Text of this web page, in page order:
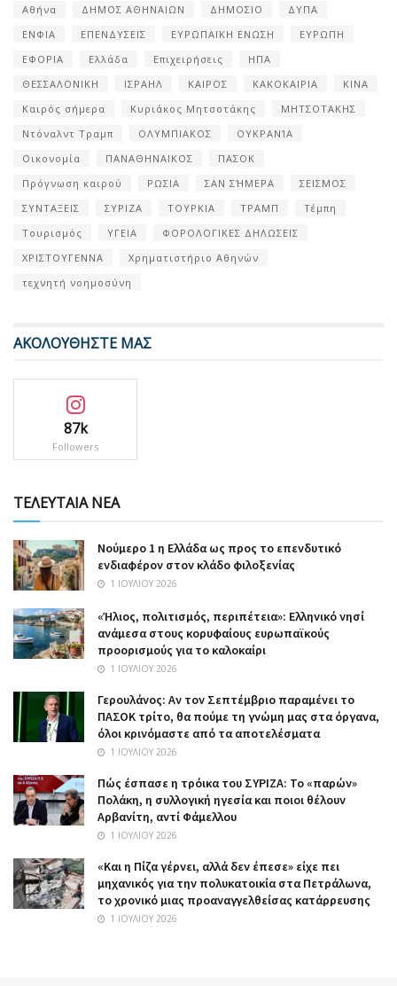
Αθήνα
ΔΗΜΟΣ ΑΘΗΝΑΙΩΝ ΔΗΜΟΣΙΟ
ΔΥΠΑ
ΕΝΦΙΑ
ΕΠΕΝΔΥΣΕΙΣ ΕΥΡΩΠΑΪΚΗ ΕΝΩΣΗ
ΕΥΡΩΠΗ
ΕΦΟΡΙΑ
Ελλάδα Επιχειρήσεις
ΗΠΑ
ΘΕΣΣΑΛΟΝΙΚΗ
ΙΣΡΑΗΛ ΚΑΙΡΟΣ ΚΑΚΟΚΑΙΡΙΑ
ΚΙΝΑ
Καιρός σήμερα
Κυριάκος Μητσοτάκης
ΜΗΤΣΟΤΑΚΗΣ
Ντόναλντ Τραμπ
ΟΛΥΜΠΙΑΚΟΣ
ΟΥΚΡΑΝΊΑ
Οικονομία
ΠΑΝΑΘΗΝΑΙΚΟΣ
ΠΑΣΟΚ
Πρόγνωση καιρού
ΡΩΣΙΑ ΣΑΝ ΣΉΜΕΡΑ
ΣΕΙΣΜΟΣ
ΣΥΝΤΑΞΕΙΣ
ΣΥΡΙΖΑ ΤΟΥΡΚΙΑ ΤΡΑΜΠ
Τέμπη
Τουρισμός
ΥΓΕΙΑ
ΦΟΡΟΛΟΓΙΚΕΣ ΔΗΛΩΣΕΙΣ
ΧΡΙΣΤΟΥΓΕΝΝΑ
Χρηματιστήριο Αθηνών
τεχνητή νοημοσύνη
ΑΚΟΛΟΥΘΗΣΤΕ ΜΑΣ
87k
Followers
ΤΕΛΕΥΤΑΙΑ ΝΕΑ
Nούμερο 1 η Ελλάδα ως προς το επενδυτικό
ενδιαφέρον στον κλάδο φιλοξενίας
1 ΙΟΥΛΊΟΥ 2026
«Ήλιος, πολιτισμός, περιπέτεια»: Ελληνικό νησί
ανάμεσα στους κορυφαίους ευρωπαϊκούς
προορισμούς για το καλοκαίρι
1 ΙΟΥΛΊΟΥ 2026
Γερουλάνος: Αν τον Σεπτέμβριο παραμένει το
ΠΑΣΟΚ τρίτο, θα πούμε τη γνώμη μας στα όργανα,
όλοι κρινόμαστε από τα αποτελέσματα
1 ΙΟΥΛΊΟΥ 2026
Πώς έσπασε η τρόικα του ΣΥΡΙΖΑ: Το «παρών»
Πολάκη, η συλλογική ηγεσία και ποιοι θέλουν
Αρβανίτη, αντί Φάμελλου
1 ΙΟΥΛΊΟΥ 2026
«Και η Πίζα γέρνει, αλλά δεν έπεσε» είχε πει
μηχανικός για την πολυκατοικία στα Πετράλωνα,
το χρονικό μιας προαναγγελθείσας κατάρρευσης
1 ΙΟΥΛΊΟΥ 2026